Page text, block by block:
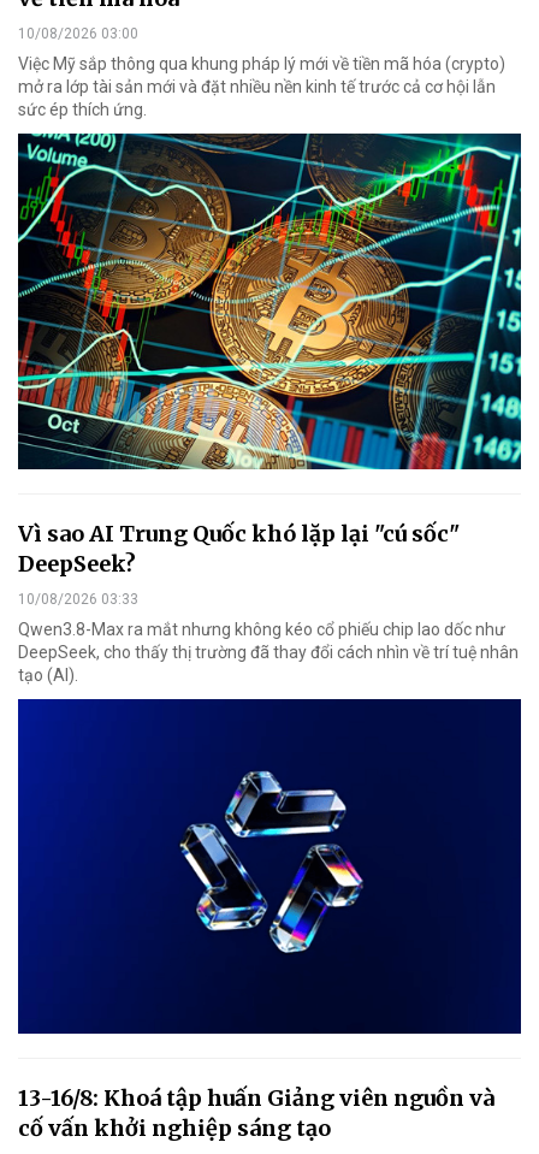
10/08/2026 03:00
Việc Mỹ sắp thông qua khung pháp lý mới về tiền mã hóa (crypto)
mở ra lớp tài sản mới và đặt nhiều nền kinh tế trước cả cơ hội lẫn
sức ép thích ứng.
Vì sao AI Trung Quốc khó lặp lại "cú sốc"
DeepSeek?
10/08/2026 03:33
Qwen3.8-Max ra mắt nhưng không kéo cổ phiếu chip lao dốc như
DeepSeek, cho thấy thị trường đã thay đổi cách nhìn về trí tuệ nhân
tạo (AI).
13-16/8: Khoá tập huấn Giảng viên nguồn và
cố vấn khởi nghiệp sáng tạo